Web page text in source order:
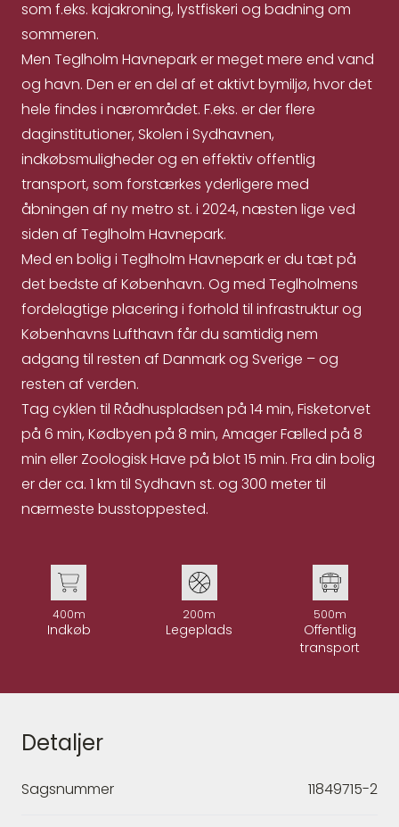
som f.eks. kajakroning, lystfiskeri og badning om
sommeren.
Men Teglholm Havnepark er meget mere end vand
og havn. Den er en del af et aktivt bymiljø, hvor det
hele findes i nærområdet. F.eks. er der flere
daginstitutioner, Skolen i Sydhavnen,
indkøbsmuligheder og en effektiv offentlig
transport, som forstærkes yderligere med
åbningen af ny metro st. i 2024, næsten lige ved
siden af Teglholm Havnepark.
Med en bolig i Teglholm Havnepark er du tæt på
det bedste af København. Og med Teglholmens
fordelagtige placering i forhold til infrastruktur og
Københavns Lufthavn får du samtidig nem
adgang til resten af Danmark og Sverige – og
resten af verden.
Tag cyklen til Rådhuspladsen på 14 min, Fisketorvet
på 6 min, Kødbyen på 8 min, Amager Fælled på 8
min eller Zoologisk Have på blot 15 min. Fra din bolig
er der ca. 1 km til Sydhavn st. og 300 meter til
nærmeste busstoppested.
400m
Indkøb
200m
Legeplads
500m
Offentlig
transport
Detaljer
Sagsnummer 11849715-2